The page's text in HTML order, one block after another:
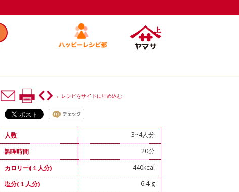
←レシピをサイトに埋め込む
人数
3~4人分
調理時間
20分
カロリー(１人分)
440kcal
塩分(１人分)
6.4 g